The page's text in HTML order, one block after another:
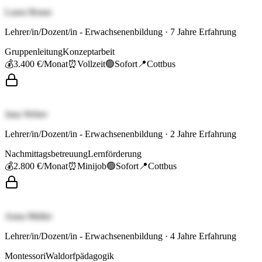
Laura Braun
Lehrer/in/Dozent/in - Erwachsenenbildung · 7 Jahre Erfahrung
GruppenleitungKonzeptarbeit
💰3.400 €/Monat⏰Vollzeit🟢Sofort 📍Cottbus
Jana Weber
Lehrer/in/Dozent/in - Erwachsenenbildung · 2 Jahre Erfahrung
NachmittagsbetreuungLernförderung
💰2.800 €/Monat⏰Minijob🟢Sofort 📍Cottbus
Anna Müller
Lehrer/in/Dozent/in - Erwachsenenbildung · 4 Jahre Erfahrung
MontessoriWaldorfpädagogik